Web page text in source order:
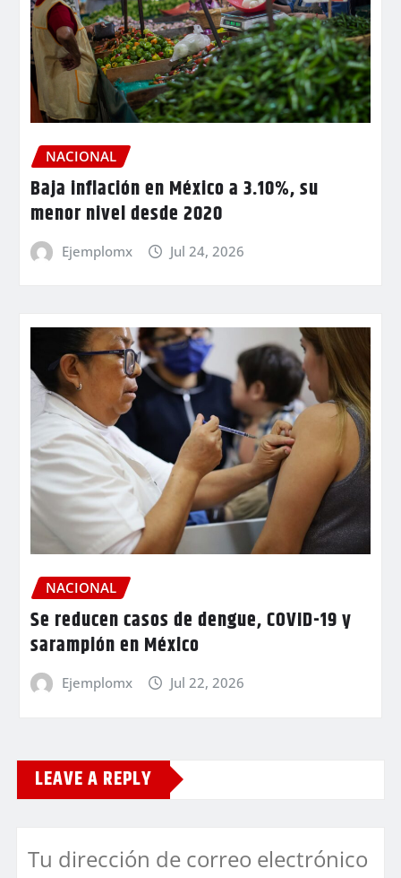
NACIONAL
Baja inflación en México a 3.10%, su
menor nivel desde 2020
Ejemplomx Jul 24, 2026
NACIONAL
Se reducen casos de dengue, COVID-19 y
sarampión en México
Ejemplomx Jul 22, 2026
LEAVE A REPLY
Tu dirección de correo electrónico